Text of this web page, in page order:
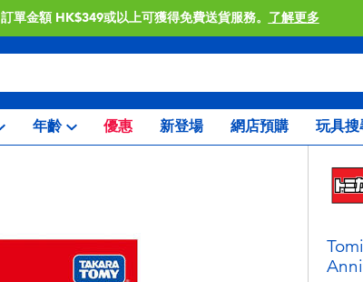
訂單金額 HK$349或以上可獲得免費送貨服務。 了解更多
年齡 優惠 新登場 網店預購 玩具搜